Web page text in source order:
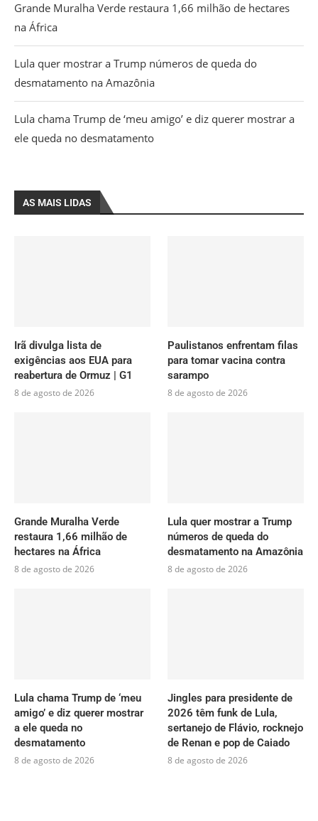
Grande Muralha Verde restaura 1,66 milhão de hectares
na África
Lula quer mostrar a Trump números de queda do
desmatamento na Amazônia
Lula chama Trump de ‘meu amigo’ e diz querer mostrar a
ele queda no desmatamento
AS MAIS LIDAS
Irã divulga lista de
exigências aos EUA para
reabertura de Ormuz | G1
8 de agosto de 2026
Paulistanos enfrentam filas
para tomar vacina contra
sarampo
8 de agosto de 2026
Grande Muralha Verde
restaura 1,66 milhão de
hectares na África
8 de agosto de 2026
Lula quer mostrar a Trump
números de queda do
desmatamento na Amazônia
8 de agosto de 2026
Lula chama Trump de ‘meu
amigo’ e diz querer mostrar
a ele queda no
desmatamento
8 de agosto de 2026
Jingles para presidente de
2026 têm funk de Lula,
sertanejo de Flávio, rocknejo
de Renan e pop de Caiado
8 de agosto de 2026